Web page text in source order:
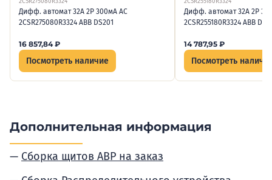
Дифф. автомат 32А 2P 300мА AC
2CSR275080R3324 ABB DS201
16 857,84₽
Посмотреть наличие
Дифф. автомат 32А 2P
2CSR255180R3324 ABB
14 787,95 ₽
Посмотреть
Дополнительная информация
Сборка щитов АВР на заказ